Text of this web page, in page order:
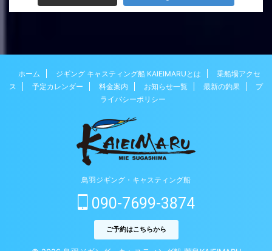
ホーム ジギング キャスティング船 KAIEIMARUとは
乗船場アクセ
ス
予定カレンダー 料金案内 お知らせ一覧 最新の釣果
プ
ライバシーポリシー
鳥羽ジギング・キャスティング船
090-7699-3874
ご予約はこちらから